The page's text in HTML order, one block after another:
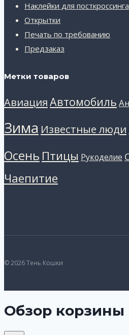
Наклейки для посткроссинга
Открытки
Печать по требованию
Предзаказ
Метки товаров
АвиацияАвтомобиль
Зима Известные люди
Осень Птицы Рукоделие
Чаепитие
© 2026 Тень Кошки
Обзор корзины